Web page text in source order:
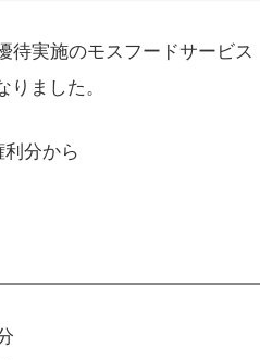
待実施のモスフードサービ
ました。
分から